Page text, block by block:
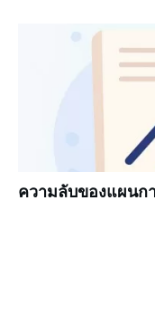
ความลับของแผน